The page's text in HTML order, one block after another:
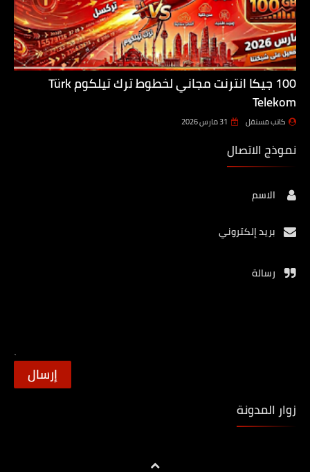
100 جيكا انترنت مجاني لخطوط ترك تيلكوم Türk
Telekom
كاتب مستقل 31 مارس 2026
نموذج الاتصال
الاسم
بريد إلكتروني
رسالة
زوار المدونة